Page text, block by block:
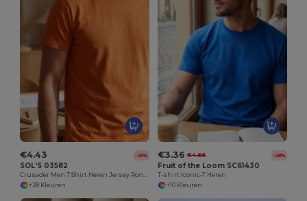
€4.43 -25%
SOL'S 03582
Crusader Men T Shirt Heren Jersey Ronde Hals Getailleerd
+28 Kleuren
€3.36 €4.66 -28%
Fruit of the Loom SC61430
T-shirt Iconic-T Heren
+10 Kleuren